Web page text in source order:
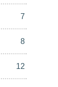
7
8
12